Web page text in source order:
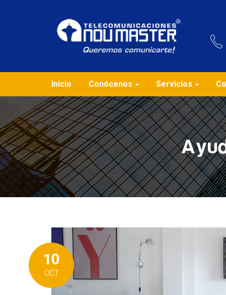
Inicio Conócenos Servicios
10
OCT